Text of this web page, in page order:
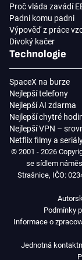
Proč vláda zavádí
Padni komu padni
Výpověď z práce
Divoký kačer
Technologie
SpaceX na burze
Nejlepší telefony
Nejlepší AI zdarma
Nejlepší chytré
Nejlepší VPN –
Netflix filmy a
© 2001 - 2026
se sídlem
Strašnice, IČO:
Podmínky
Informace o
Jednotná